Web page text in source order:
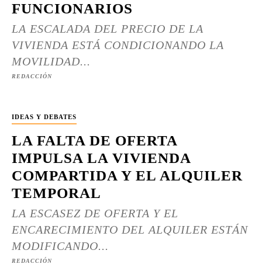
FUNCIONARIOS
LA ESCALADA DEL PRECIO DE LA
VIVIENDA ESTÁ CONDICIONANDO LA
MOVILIDAD...
REDACCIÓN
IDEAS Y DEBATES
LA FALTA DE OFERTA
IMPULSA LA VIVIENDA
COMPARTIDA Y EL ALQUILER
TEMPORAL
LA ESCASEZ DE OFERTA Y EL
ENCARECIMIENTO DEL ALQUILER ESTÁN
MODIFICANDO...
REDACCIÓN